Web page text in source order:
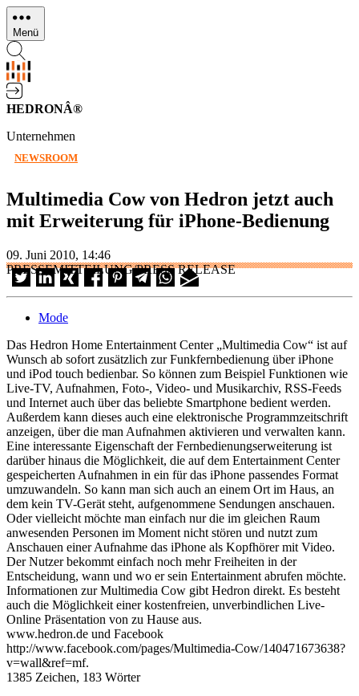
Direkt
zum
Inhalt
Menü
HEDRONÂ®
Unternehmen
NEWSROOM
Multimedia Cow von Hedron jetzt auch
mit Erweiterung für iPhone-Bedienung
09. Juni 2010, 14:46
PRESSEMITTEILUNG/PRESS RELEASE
Mode
Das Hedron Home Entertainment Center „Multimedia Cow“ ist auf
Wunsch ab sofort zusätzlich zur Funkfernbedienung über iPhone
und iPod touch bedienbar. So können zum Beispiel Funktionen wie
Live-TV, Aufnahmen, Foto-, Video- und Musikarchiv, RSS-Feeds
und Internet auch über das beliebte Smartphone bedient werden.
Außerdem kann dieses auch eine elektronische Programmzeitschrift
anzeigen, über die man Aufnahmen aktivieren und verwalten kann.
Eine interessante Eigenschaft der Fernbedienungserweiterung ist
darüber hinaus die Möglichkeit, die auf dem Entertainment Center
gespeicherten Aufnahmen in ein für das iPhone passendes Format
umzuwandeln. So kann man sich auch an einem Ort im Haus, an
dem kein TV-Gerät steht, aufgenommene Sendungen anschauen.
Oder vielleicht möchte man einfach nur die im gleichen Raum
anwesenden Personen im Moment nicht stören und nutzt zum
Anschauen einer Aufnahme das iPhone als Kopfhörer mit Video.
Der Nutzer bekommt einfach noch mehr Freiheiten in der
Entscheidung, wann und wo er sein Entertainment abrufen möchte.
Informationen zur Multimedia Cow gibt Hedron direkt. Es besteht
auch die Möglichkeit einer kostenfreien, unverbindlichen Live-
Online Präsentation von zu Hause aus.
www.hedron.de und Facebook
http://www.facebook.com/pages/Multimedia-Cow/140471673638?
v=wall&ref=mf.
1385 Zeichen, 183 Wörter